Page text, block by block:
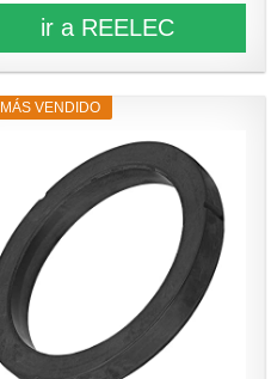
ir a REELEC
MÁS VENDIDO